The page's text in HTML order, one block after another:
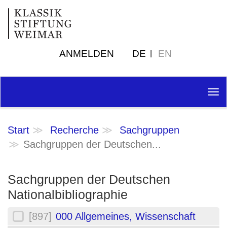
ANMELDEN DE EN
Start Recherche
Sachgruppen
Sachgruppen der Deutschen...
Sachgruppen der Deutschen
Nationalbibliographie
[897] 000 Allgemeines, Wissenschaft